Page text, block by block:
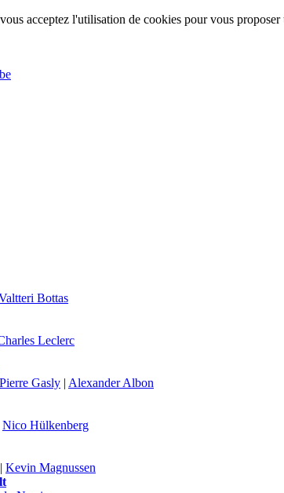
acceptez l'utilisation de cookies pour vous
Bottas
Leclerc
Pierre Gasly | Alexander Albon
Nico Hülkenberg
| Kevin Magnussen